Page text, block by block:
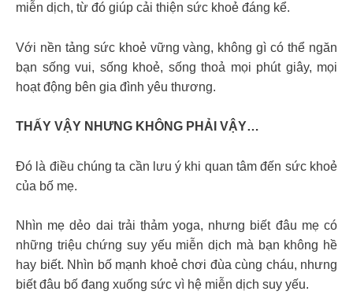
miễn dịch, từ đó giúp cải thiện sức khoẻ đáng kể.
Với nền tảng sức khoẻ vững vàng, không gì có thể ngăn
bạn sống vui, sống khoẻ, sống thoả mọi phút giây, mọi
hoạt động bên gia đình yêu thương.
THẤY VẬY NHƯNG KHÔNG PHẢI VẬY…
Đó là điều chúng ta cần lưu ý khi quan tâm đến sức khoẻ
của bố mẹ.
Nhìn mẹ dẻo dai trải thảm yoga, nhưng biết đâu mẹ có
những triệu chứng suy yếu miễn dịch mà bạn không hề
hay biết. Nhìn bố mạnh khoẻ chơi đùa cùng cháu, nhưng
biết đâu bố đang xuống sức vì hệ miễn dịch suy yếu.